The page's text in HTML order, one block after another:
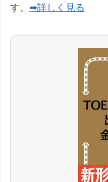
す。 ➡詳しく見る